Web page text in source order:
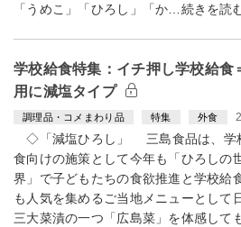
「うめこ」「ひろし」「か…続きを読
学校給食特集：イチ押し学校給
用に減塩タイプ
調理品・コメまわり品 特集 外食
◇「減塩ひろし」 三島食品は、学
食向けの施策として今年も「ひろしの
界」で子どもたちの食欲推進と学校給
も人気を集めるご当地メニューとして
三大菜漬の一つ「広島菜」を体感して